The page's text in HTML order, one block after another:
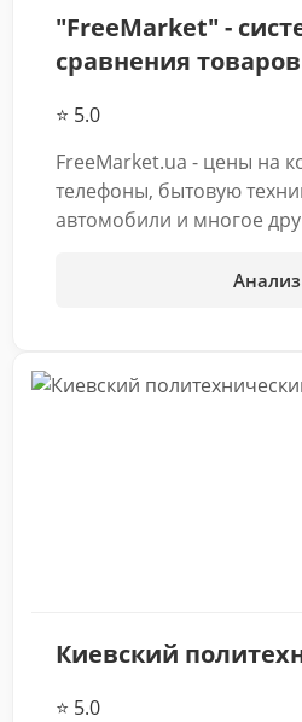
"FreeMarket" -
сравнения товаров
⭐ 5.0
FreeMarket.ua - цены на
телефоны, бытовую
автомобили и многое
Киевский
⭐ 5.0